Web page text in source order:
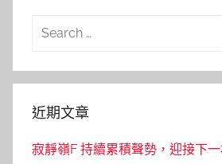
Search
近期文章
寂靜嶺F 持續累積聲勢，迎接下